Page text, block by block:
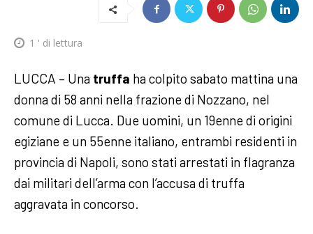
1 ' di lettura
LUCCA – Una truffa ha colpito sabato mattina una
donna di 58 anni nella frazione di Nozzano, nel
comune di Lucca. Due uomini, un 19enne di origini
egiziane e un 55enne italiano, entrambi residenti in
provincia di Napoli, sono stati arrestati in flagranza
dai militari dell’arma con l’accusa di truffa
aggravata in concorso.